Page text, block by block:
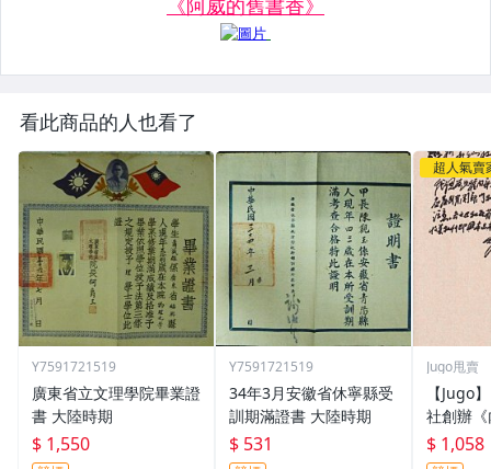
看此商品的人也看了
Y7591721519
廣東省立文理學院畢業證
書 大陸時期
$ 1,550
Y7591721519
34年3月安徽省休寧縣受
訓期滿證書 大陸時期
$ 531
超人氣賣
Jugo甩賣
【Jugo
社創辦
澤東著
為新華
$ 1,058